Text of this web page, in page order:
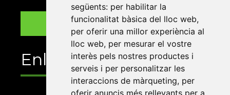
següents: per habilitar la
funcionalitat bàsica del lloc web,
per oferir una millor experiència al
lloc web, per mesurar el vostre
interès pels nostres productes i
serveis i per personalitzar les
interaccions de màrqueting, per
oferir anuncis més rellevants per a
Enllaços